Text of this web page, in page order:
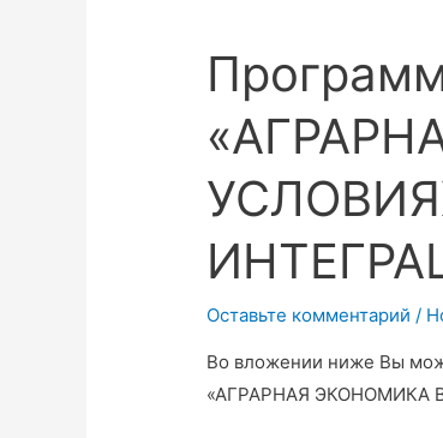
в
условиях
глобализации
интеграции»
Оставьте комментарий /
Во вложении ниже Вы
«АГРАРНАЯ ЭКОНОМИКА